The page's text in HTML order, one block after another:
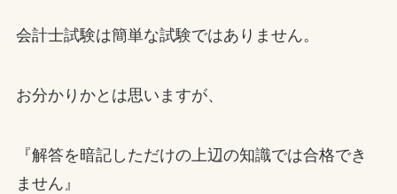
会計士試験は簡単な試験ではありません。
お分かりかとは思いますが、
『解答を暗記しただけの上辺の知識では合格でき
ません』